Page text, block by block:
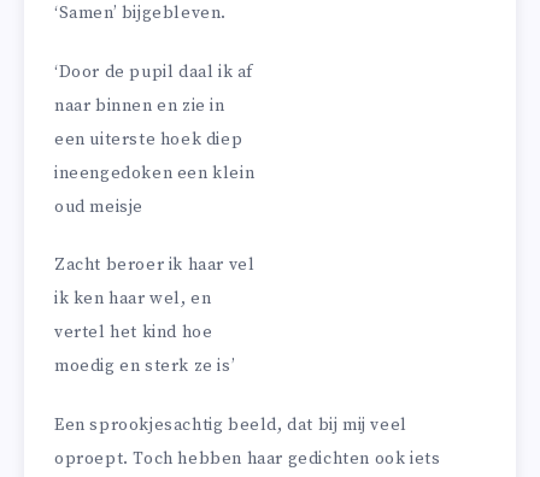
‘Samen’ bijgebleven.
‘Door de pupil daal ik af
naar binnen en zie in
een uiterste hoek diep
ineengedoken een klein
oud meisje
Zacht beroer ik haar vel
ik ken haar wel, en
vertel het kind hoe
moedig en sterk ze is’
Een sprookjesachtig beeld, dat bij mij veel
oproept. Toch hebben haar gedichten ook iets